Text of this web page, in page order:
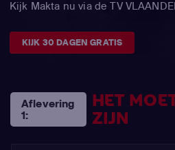
Kijk Makta nu via de TV
KIJK 30 DAGEN GRATIS
Aflevering
1:
HET
ZIJN